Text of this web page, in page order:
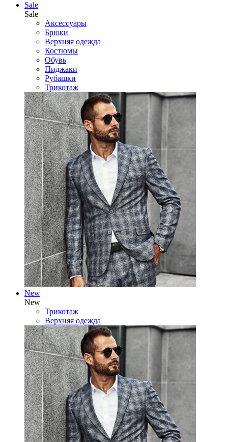
Sale
Sale
Аксессуары
Брюки
Верхняя одежда
Костюмы
Обувь
Пиджаки
Рубашки
Трикотаж
New
New
Трикотаж
Верхняя одежда